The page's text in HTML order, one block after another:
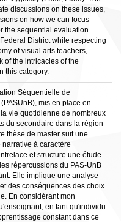
discussions on these issues,
on how we can focus
the sequential evaluation
District while respecting
of visual arts teachers,
of the intricacies of the
this category.
Séquentielle de
mis en place en
vie quotidienne de nombreux
du secondaire dans la région
thèse de master suit une
à caractère
et structure une étude
répercussions du PAS-UnB
Elle implique une analyse
des conséquences des choix
En considérant mon
en tant qu'individu
constant dans ce